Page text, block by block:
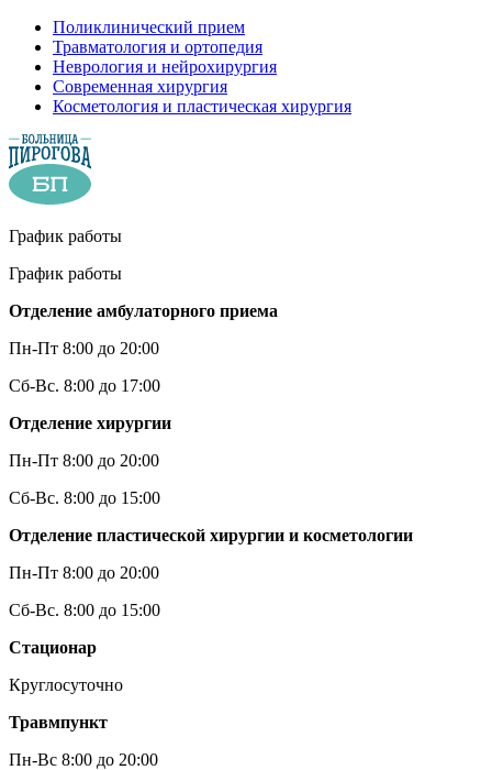
Поликлинический прием
Травматология и ортопедия
Неврология и нейрохирургия
Современная хирургия
Косметология и пластическая хирургия
График работы
График работы
Отделение амбулаторного приема
Пн-Пт 8:00 до 20:00
Сб-Вс. 8:00 до 17:00
Отделение хирургии
Пн-Пт 8:00 до 20:00
Сб-Вс. 8:00 до 15:00
Отделение пластической хирургии и косметологии
Пн-Пт 8:00 до 20:00
Сб-Вс. 8:00 до 15:00
Стационар
Круглосуточно
Травмпункт
Пн-Вс 8:00 до 20:00